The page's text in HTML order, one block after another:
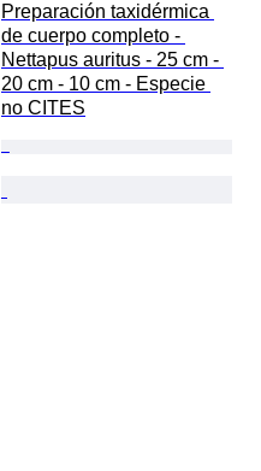
Preparación taxidérmica
de cuerpo completo -
Nettapus auritus - 25 cm -
20 cm - 10 cm - Especie
no CITES